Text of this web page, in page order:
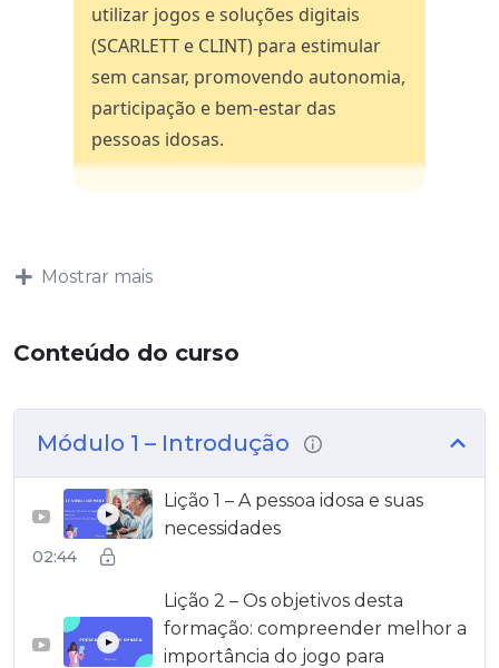
utilizar jogos e soluções digitais
(SCARLETT e CLINT) para estimular
sem cansar, promovendo autonomia,
participação e bem-estar das
pessoas idosas.
Mostrar mais
Conteúdo do curso
Módulo 1 – Introdução
▶
Lição 1 – A pessoa idosa e suas
necessidades
02:44
▶
Lição 2 – Os objetivos desta
formação: compreender melhor a
importância do jogo para